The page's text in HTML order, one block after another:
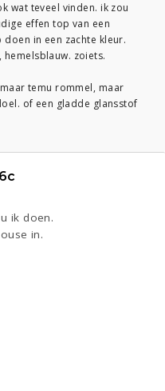
wat teveel vinden. ik zou
effen top van een
in een zachte kleur.
zoiets.
temu rommel, maar
of een gladde glansstof
ik doen.
in.